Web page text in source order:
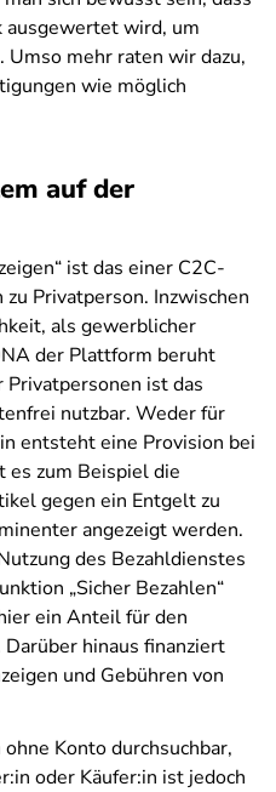
ausgewertet wird, um
mehr raten wir dazu,
wie möglich
auf der
ist das einer C2C-
Privatperson. Inzwischen
als gewerblicher
der Plattform beruht
Privatpersonen ist das
nutzbar. Weder für
entsteht eine Provision bei
es zum Beispiel die
gegen ein Entgelt zu
angezeigt werden.
des Bezahldienstes
„Sicher Bezahlen“
ein Anteil für den
hinaus finanziert
und Gebühren von
Konto durchsuchbar,
oder Käufer:in ist jedoch